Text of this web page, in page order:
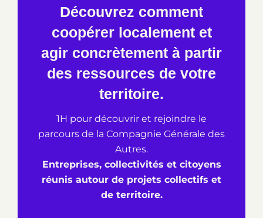
Découvrez comment
coopérer localement et
agir concrètement à partir
des ressources de votre
territoire.
1H pour découvrir et rejoindre le
parcours de la Compagnie Générale des
Autres.
Entreprises, collectivités et citoyens
réunis autour de projets collectifs et
de territoire.